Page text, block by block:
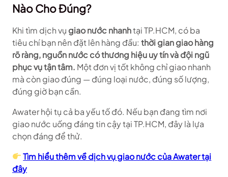
Nào Cho Đúng?
Khi tìm dịch vụ giao nước nhanhtại TP.HCM, có ba
tiêu chí bạn nên đặt lên hàng đầu: thời gian giao hàng
rõ ràng, nguồn nước có thương hiệu uy tín và đội ngũ
phục vụ tận tâm. Một đơn vị tốt không chỉ giao nhanh
mà còn giao đúng — đúng loại nước, đúng số lượng,
đúng giờ bạn cần.
Awater hội tụ cả ba yếu tố đó. Nếu bạn đang tìm nơi
giao nước uống đáng tin cậy tại TP.HCM, đây là lựa
chọn đáng để thử.
Tìm hiểu thêm về dịch vụ giao nước của Awater tại
đây